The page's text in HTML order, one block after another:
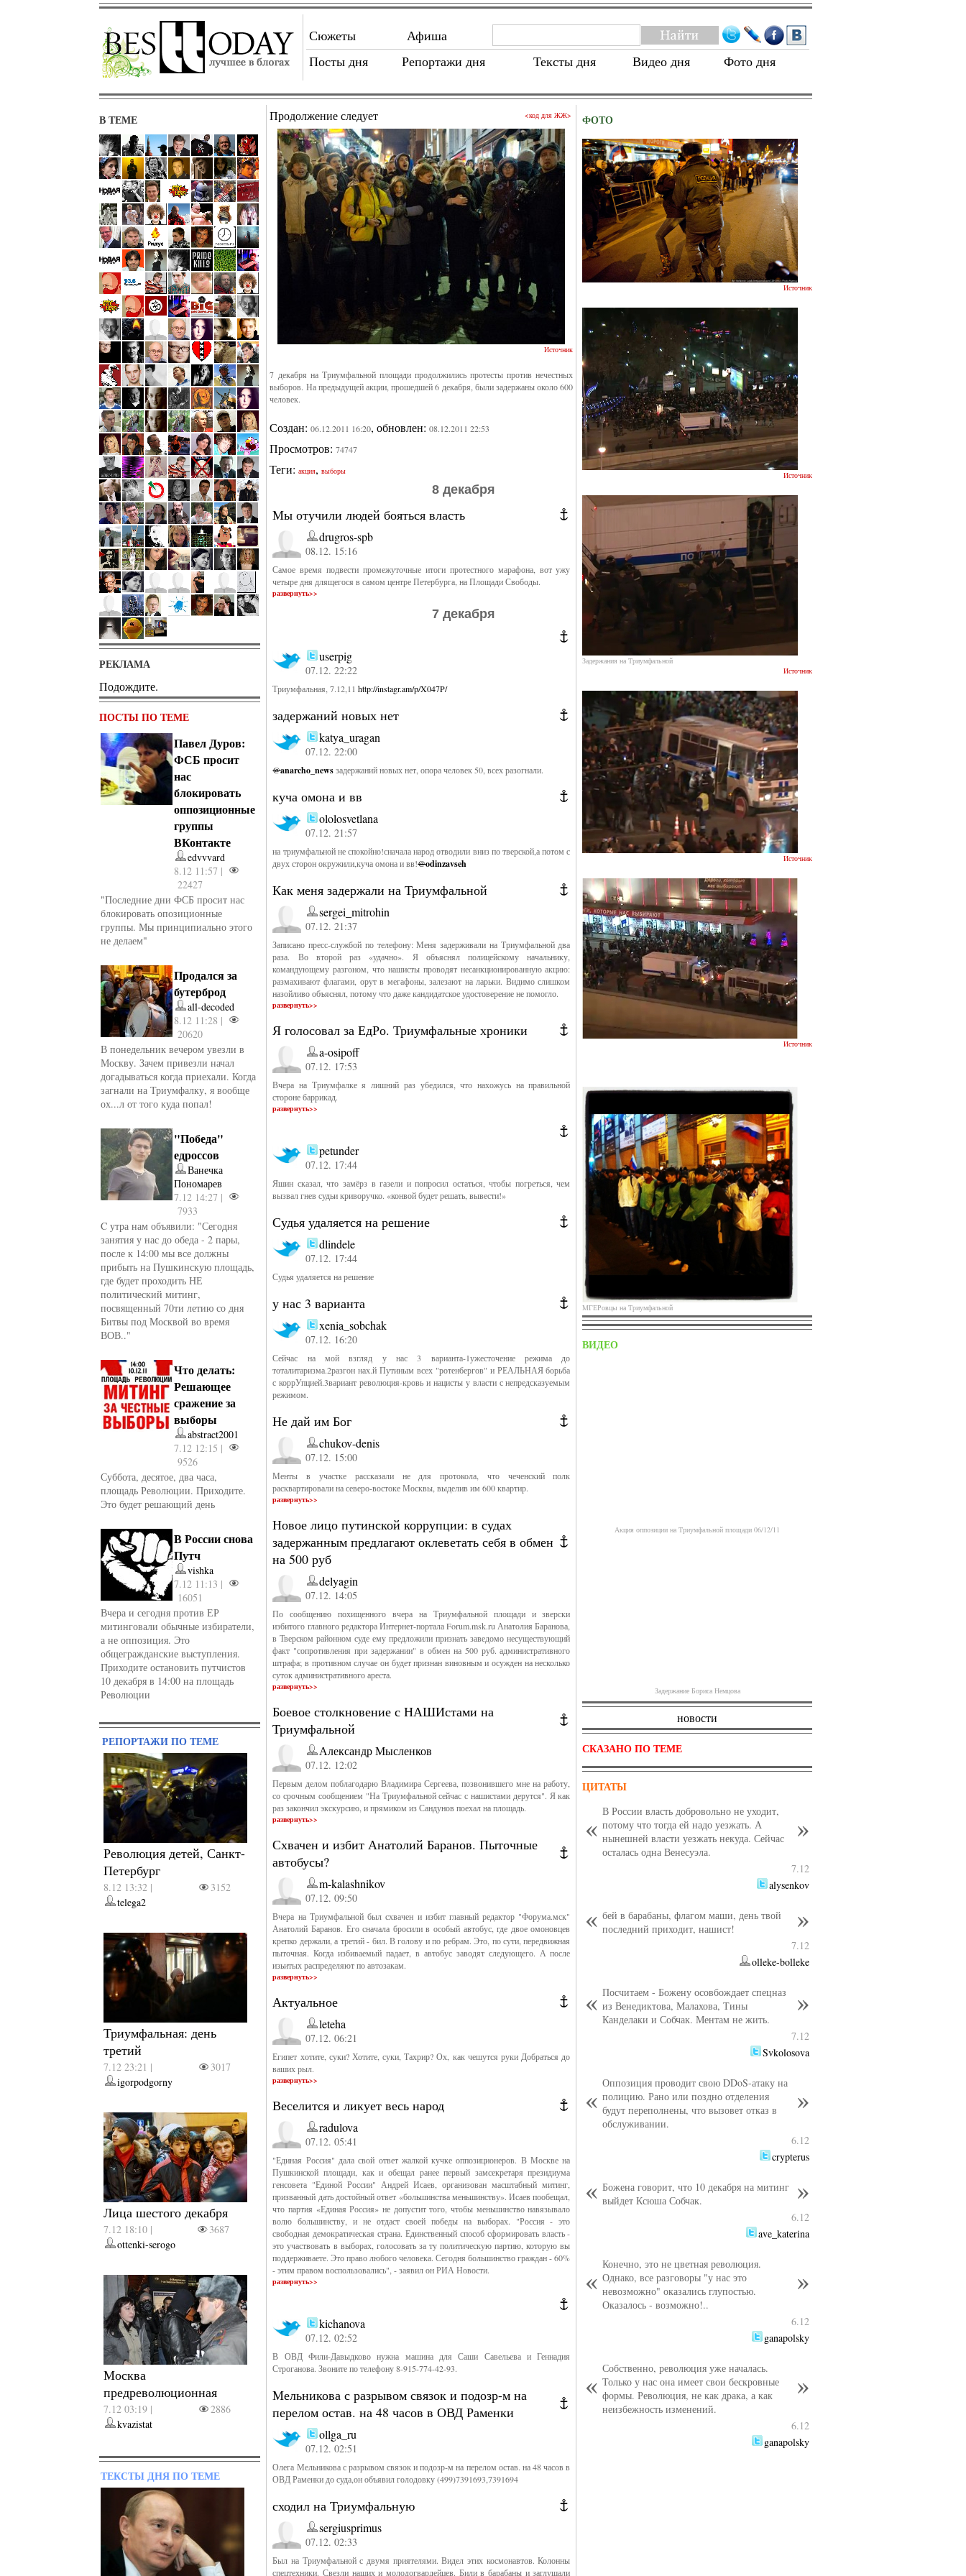
Сюжеты
Афиша
Посты дня
Репортажи дня Тексты дня Видео дня Фото дня
В ТЕМЕ
РЕКЛАМА
Подождите.
ПОСТЫ ПО ТЕМЕ
Павел Дуров:
ФСБ просит
нас
блокировать
оппозиционные
группы
ВКонтакте
edvvvard
8.12 11:57 |
22427
"Последние дни ФСБ просит нас
блокировать опозиционные
группы. Мы принципиально этого
не делаем"
Продался за
бутерброд
all-decoded
8.12 11:28 |
20620
В понедельник вечером увезли в
Москву. Зачем привезли начал
догадываться когда приехали. Когда
загнали на Триумфалку, я вообще
ох...л от того куда попал!
"Победа"
едроссов
Ванечка
Пономарев
7.12 14:27 |
7933
C утра нам объявили: "Сегодня
занятия у нас до обеда - 2 пары,
после к 14:00 мы все должны
прибыть на Пушкинскую площадь,
где будет проходить НЕ
политический митинг,
посвященный 70ти летию со дня
Битвы под Москвой во время
ВОВ.."
Что делать:
Решающее
сражение за
выборы
abstract2001
7.12 12:15 |
9526
Суббота, десятое, два часа,
площадь Революции. Приходите.
Это будет решающий день
В России снова
Путч
vishka
7.12 11:13 |
16051
Вчера и сегодня против ЕР
митинговали обычные избиратели,
а не оппозиция. Это
общегражданские выступления.
Приходите остановить путчистов
10 декабря в 14:00 на площадь
Революции
РЕПОРТАЖИ ПО ТЕМЕ
Революция детей, Санкт-
Петербург
8.12 13:32 |
3152
telega2
Триумфальная: день
третий
7.12 23:21 |
3017
igorpodgorny
Лица шестого декабря
7.12 18:10 |
3687
ottenki-serogo
Москва
предреволюционная
7.12 03:19 |
2886
kvazistat
ТЕКСТЫ ДНЯ ПО ТЕМЕ
Продолжение следует <код для ЖЖ>
Источник
7 декабря на Триумфальной площади продолжились протесты против нечестных
выборов. На предыдущей акции, прошедшей 6 декабря, были задержаны около 600
человек.
Создан:06.12.2011 16:20, обновлен:08.12.2011 22:53
Просмотров:74747
Теги:акция,выборы
8 декабря
Мы отучили людей бояться власть
drugros-spb
08.12. 15:16
Самое время подвести промежуточные итоги протестного марафона, вот ужу
четыре дня длящегося в самом центре Петербурга, на Площади Свободы.
развернуть>>
7 декабря
userpig
07.12. 22:22
Триумфальная, 7.12,11http://instagr.am/p/X047P/
задержаний новых нет
katya_uragan
07.12. 22:00
@anarcho_newsзадержаний новых нет, опора человек 50, всех разогнали.
куча омона и вв
ololosvetlana
07.12. 21:57
на триумфальной не спокойно!сначала народ отводили вниз по тверской,а потом с
двух сторон окружили,куча омона и вв!@odinzavseh
Как меня задержали на Триумфальной
sergei_mitrohin
07.12. 21:37
Записано пресс-службой по телефону: Меня задерживали на Триумфальной два
раза. Во второй раз «удачно». Я объяснял полицейскому начальнику,
командующему разгоном, что нашисты проводят несанкционированную акцию:
размахивают флагами, орут в мегафоны, залезают на ларьки. Видимо слишком
назойливо объяснял, потому что даже кандидатское удостоверение не помогло.
развернуть>>
Я голосовал за ЕдРо. Триумфальные хроники
a-osipoff
07.12. 17:53
Вчера на Триумфалке я лишний раз убедился, что нахожусь на правильной
стороне баррикад.
развернуть>>
petunder
07.12. 17:44
Яшин сказал, что замёрз в газели и попросил остаться, чтобы погреться, чем
вызвал гнев судьи криворучко. «конвой будет решать, вывести!»
Судья удаляется на решение
dlindele
07.12. 17:44
Судья удаляется на решение
у нас 3 варианта
xenia_sobchak
07.12. 16:20
Сейчас на мой взгляд у нас 3 варианта-1ужесточение режима до
тоталитаризма.2разгон нах.й Путиным всех "ротенбергов" и РЕАЛЬНАЯ борьба
с коррУпцией.3вариант революция-кровь и нацисты у власти с непредсказуемым
режимом.
Не дай им Бог
chukov-denis
07.12. 15:00
Менты в участке рассказали не для протокола, что чеченский полк
расквартировали на северо-востоке Москвы, выделив им 600 квартир.
развернуть>>
Новое лицо путинской коррупции: в судах
задержанным предлагают оклеветать себя в обмен
на 500 руб
delyagin
07.12. 14:05
По сообщению похищенного вчера на Триумфальной площади и зверски
избитого главного редактора Интернет-портала Forum.msk.ru Анатолия Баранова,
в Тверском районном суде ему предложили признать заведомо несуществующий
факт "сопротивления при задержании" в обмен на 500 руб. административного
штрафа; в противном случае он будет признан виновным и осужден на несколько
суток административного ареста.
развернуть>>
Боевое столкновение с НАШИстами на
Триумфальной
Александр Мысленков
07.12. 12:02
Первым делом поблагодарю Владимира Сергеева, позвонившего мне на работу,
со срочным сообщением "На Триумфальной сейчас с нашистами дерутся". Я как
раз закончил экскурсию, и прямиком из Сандунов поехал на площадь.
развернуть>>
Схвачен и избит Анатолий Баранов. Пыточные
автобусы?
m-kalashnikov
07.12. 09:50
Вчера на Триумфальной был схвачен и избит главный редактор "Форума.мск"
Анатолий Баранов. Его сначала бросили в особый автобус, где двое омоновцев
крепко держали, а третий - бил. В голову и по ребрам. Это, по сути, передвижная
пыточная. Когда избиваемый падает, в автобус заводят следующего. А после
изьитых распределяют по автозакам.
развернуть>>
Актуальное
leteha
07.12. 06:21
Египет хотите, суки? Хотите, суки, Тахрир? Ох, как чешутся руки Добраться до
ваших рыл.
развернуть>>
Веселится и ликует весь народ
radulova
07.12. 05:41
"Единая Россия" дала свой ответ жалкой кучке оппозиционеров. В Москве на
Пушкинской площади, как и обещал ранее первый замсекретаря президиума
генсовета "Единой России" Андрей Исаев, организован масштабный митинг,
призванный дать достойный ответ «большинства меньшинству». Исаев пообещал,
что партия «Единая Россия» не допустит того, чтобы меньшинство навязывало
волю большинству, и не отдаст своей победы на выборах. "Россия - это
свободная демократическая страна. Единственный способ сформировать власть -
это участвовать в выборах, голосовать за ту политическую партию, которую вы
поддерживаете. Это право любого человека. Сегодня большинство граждан - 60%
- этим правом воспользовались", - заявил он РИА Новости.
развернуть>>
kichanova
07.12. 02:52
В ОВД Фили-Давыдково нужна машина для Саши Савельева и Геннадия
Строганова. Звоните по телефону 8-915-774-42-93.
Мельникова с разрывом связок и подозр-м на
перелом остав. на 48 часов в ОВД Раменки
ollga_ru
07.12. 02:51
Олега Мельникова с разрывом связок и подозр-м на перелом остав. на 48 часов в
ОВД Раменки до суда,он объявил голодовку (499)7391693,7391694
сходил на Триумфальную
sergiusprimus
07.12. 02:33
Был на Триумфальной с двумя приятелями. Видел этих космонавтов. Колонны
спецтехники. Свезли наших и молодогвардейцев. Били в барабаны и заглушали
ФОТО
Источник
Источник
Задержания на Триумфальной
Источник
Источник
Источник
МГЕРовцы на Триумфальной
Источник
Триумфальная площадь
Источник
ВИДЕО
Акция оппозиции на Триумфальной площади 06/12/11
Задержание Бориса Немцова
новости
СКАЗАНО ПО ТЕМЕ
ЦИТАТЫ
В России власть добровольно не уходит,
потому что тогда ей надо уезжать. А
нынешней власти уезжать некуда. Сейчас
осталась одна Венесуэла.
7.12
alysenkov
бей в барабаны, флагом маши, день твой
последний приходит, нашист!
7.12
olleke-bolleke
Посчитаем - Божену осовбождает спецназ
из Венедиктова, Малахова, Тины
Канделаки и Собчак. Ментам не жить.
7.12
Svkolosova
Оппозиция проводит свою DDoS-атаку на
полицию. Рано или поздно отделения
будут переполнены, что вызовет отказ в
обслуживании.
6.12
crypterus
Божена говорит, что 10 декабря на митинг
выйдет Ксюша Собчак.
6.12
ave_katerina
Конечно, это не цветная революция.
Однако, все разговоры "у нас это
невозможно" оказались глупостью.
Оказалось - возможно!..
6.12
ganapolsky
Собственно, революция уже началась.
Только у нас она имеет свои бескровные
формы. Революция, не как драка, а как
неизбежность изменений.
6.12
ganapolsky